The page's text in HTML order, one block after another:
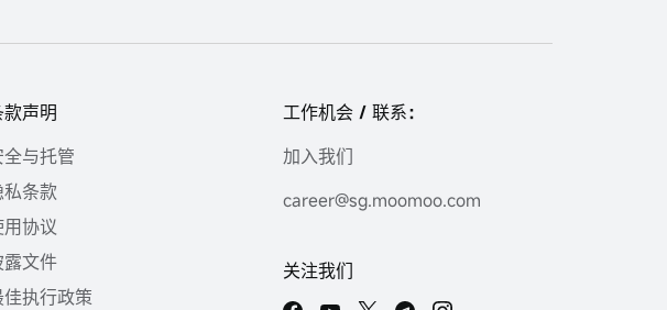
款声明
全与托管
私条款
用协议
露文件
佳执行政策
工作机会 / 联系：
加入我们
career@sg.moomoo.com
关注我们